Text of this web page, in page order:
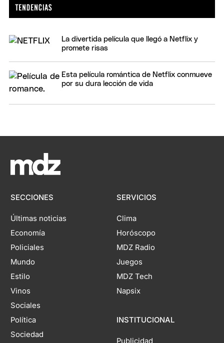
La divertida película que llegó a Netflix y
promete risas
Esta película romántica de Netflix conmueve
por su dura lección de vida
SECCIONES
Últimas noticias
Economía
Policiales
Mundo
Estilo
Vinos
Sociales
Política
Sociedad
SERVICIOS
Clima
Horóscopo
MDZ Radio
Juegos
MDZ Tech
Napsix
INSTITUCIONAL